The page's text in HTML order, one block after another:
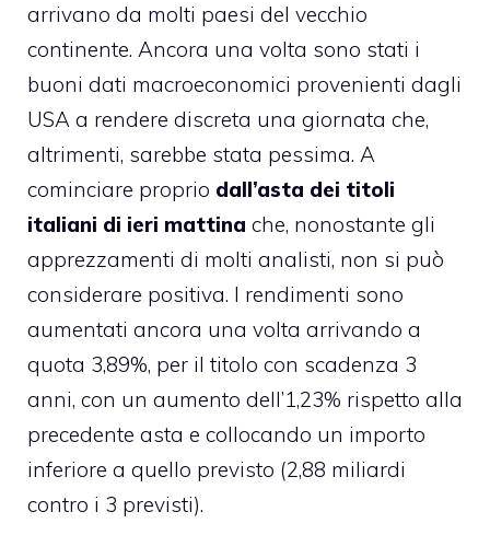
arrivano da molti paesi del vecchio
continente. Ancora una volta sono stati i
buoni dati macroeconomici provenienti dagli
USA a rendere discreta una giornata che,
altrimenti, sarebbe stata pessima. A
cominciare proprio dall’asta dei titoli
italiani di ieri mattina che, nonostante gli
apprezzamenti di molti analisti, non si può
considerare positiva. I rendimenti sono
aumentati ancora una volta arrivando a
quota 3,89%, per il titolo con scadenza 3
anni, con un aumento dell’1,23% rispetto alla
precedente asta e collocando un importo
inferiore a quello previsto (2,88 miliardi
contro i 3 previsti).